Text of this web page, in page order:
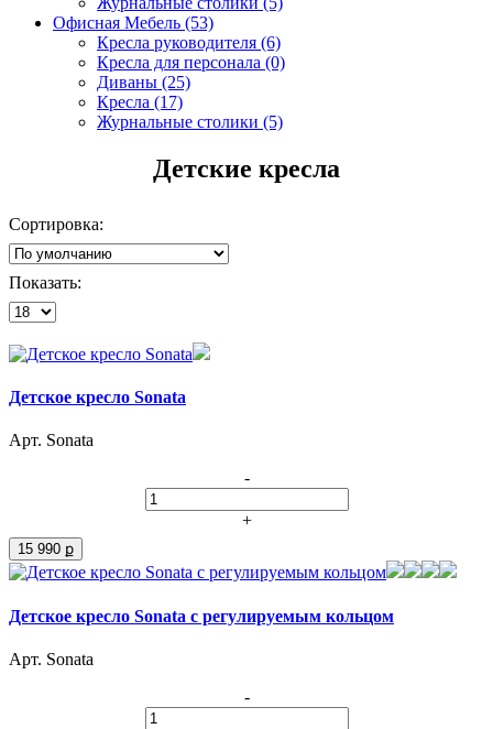
Офисная Мебель (53)
Кресла руководителя (6)
Кресла для персонала (0)
Диваны (25)
Кресла (17)
Журнальные столики (5)
Детские кресла
Сортировка:
Показать:
Детское кресло Sonata
Арт. Sonata
-
+
15 990 ք
Детское кресло Sonata с регулируемым кольцом
Арт. Sonata
-